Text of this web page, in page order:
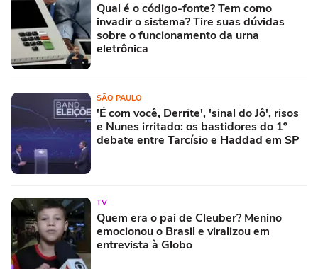
Qual é o código-fonte? Tem como
invadir o sistema? Tire suas dúvidas
sobre o funcionamento da urna
eletrônica
SÃO PAULO
'É com você, Derrite', 'sinal do Jô', risos
e Nunes irritado: os bastidores do 1º
debate entre Tarcísio e Haddad em SP
TV
Quem era o pai de Cleuber? Menino
emocionou o Brasil e viralizou em
entrevista à Globo